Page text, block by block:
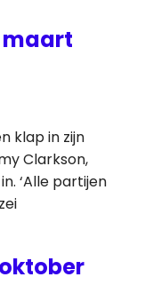
maart
klap in zijn
Clarkson,
‘Alle partijen